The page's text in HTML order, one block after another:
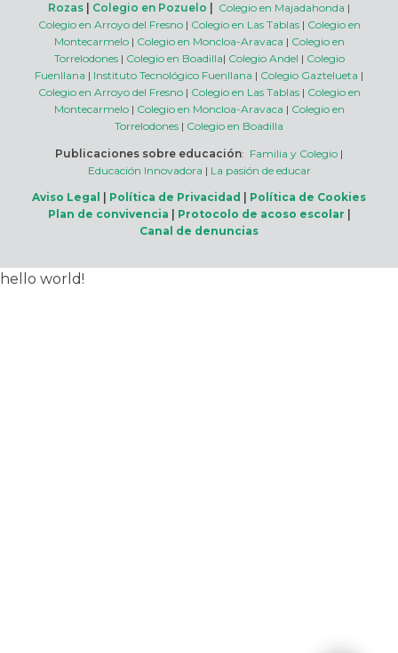
Rozas
Colegio en Pozuelo Colegio en Majadahonda |
Colegio en Arroyo del Fresno| Colegio en Las Tablas| Colegio en
Montecarmelo| Colegio en Moncloa-Aravaca | Colegio en
Torrelodones| Colegio en Boadilla| Colegio Andel | Colegio
Fuenllana | Instituto Tecnológico Fuenllana | Colegio Gaztelueta |
Colegio en Arroyo del Fresno| Colegio en Las Tablas| Colegio en
Montecarmelo| Colegio en Moncloa-Aravaca | Colegio en
Torrelodones | Colegio en Boadilla
Publicaciones sobre educación: Familia y Colegio |
Educación Innovadora | La pasión de educar
Aviso Legal
Política de Privacidad
Política de Cookies
Plan de convivencia
Protocolo de acoso escolar
Canal de denuncias
hello world!